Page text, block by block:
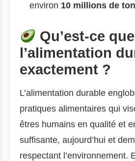
environ 10 millions de
Qu’est-ce que
l’alimentation
exactement ?
L’alimentation durable
pratiques alimentaires qui
êtres humains en qualité et
suffisante, aujourd’hui et
respectant l’environnement.